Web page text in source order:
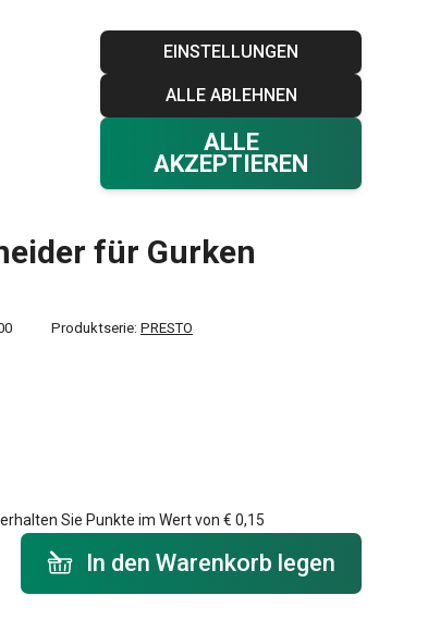
EINSTELLUNGEN
ALLE ABLEHNEN
ALLE
AKZEPTIEREN
Tescoma Club Garantie Kontakt
Einloggen
0 Ihr Warenkorb
€ 0,00
für Gurken PRESTO
für Gurken
Produktserie: PRESTO
Sie Punkte im Wert von € 0,15
- Menge
In den Warenkorb legen